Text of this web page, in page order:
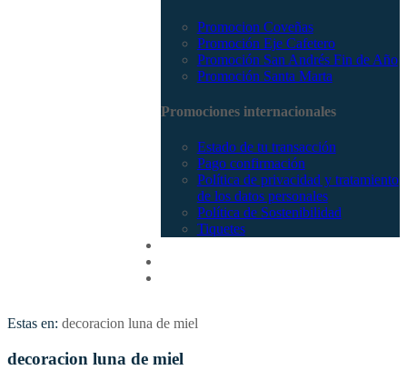
Promocion Coveñas
Promoción Eje Cafetero
Promoción San Andrés Fin de Año
Promoción Santa Marta
Promociones internacionales
Estado de tu transacción
Pago confirmación
Política de privacidad y tratamiento
de los datos personales
Política de Sostenibilidad
Tiquetes
Estas en: decoracion luna de miel
decoracion luna de miel